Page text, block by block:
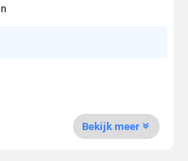
Bekijk meer